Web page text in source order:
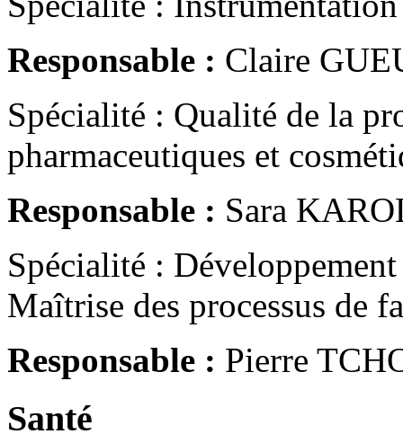
Responsable : Claire
Spécialité : Qualité de la
pharmaceutiques et
Responsable : Sara
Spécialité :
Maîtrise des processus de
Responsable : Pierre
Santé